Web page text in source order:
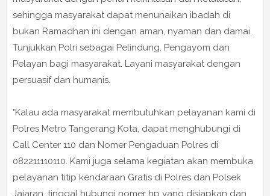
sehingga masyarakat dapat menunaikan ibadah di
bukan Ramadhan ini dengan aman, nyaman dan damai.
Tunjukkan Polri sebagai Pelindung, Pengayom dan
Pelayan bagi masyarakat. Layani masyarakat dengan
persuasif dan humanis.
"Kalau ada masyarakat membutuhkan pelayanan kami di
Polres Metro Tangerang Kota, dapat menghubungi di
Call Center 110 dan Nomer Pengaduan Polres di
082211110110. Kami juga selama kegiatan akan membuka
pelayanan titip kendaraan Gratis di Polres dan Polsek
Jajaran, tinggal hubungi nomer hp yang disiapkan dan